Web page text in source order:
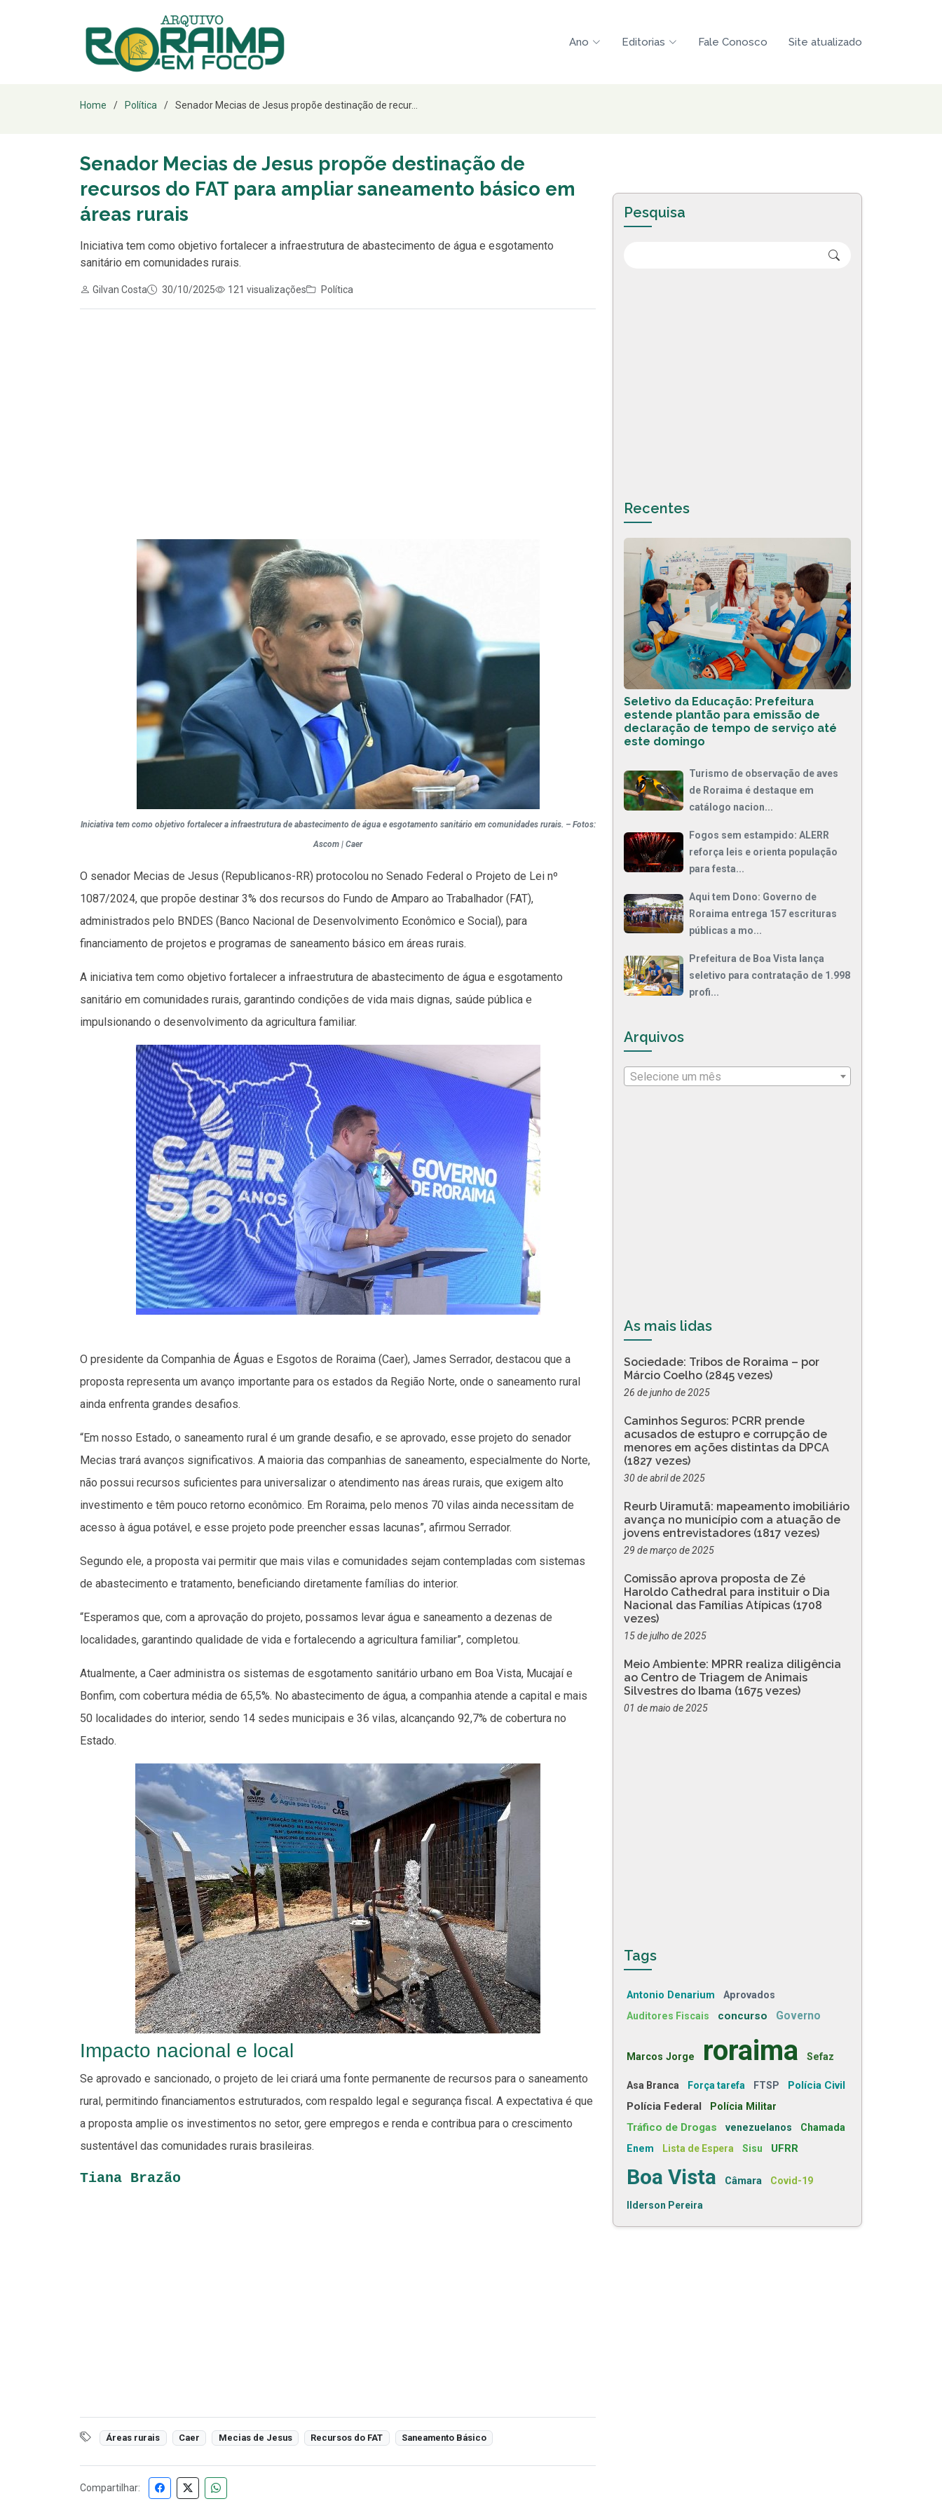
Ano Editorias Fale Conosco Site atualizado
Home Política Senador Mecias de Jesus propõe destinação de recur...
Senador Mecias de Jesus propõe destinação de
recursos do FAT para ampliar saneamento básico em
áreas rurais
Iniciativa tem como objetivo fortalecer a infraestrutura de abastecimento de água e esgotamento
sanitário em comunidades rurais.
Gilvan Costa 30/10/2025 121 visualizações Política
Iniciativa tem como objetivo fortalecer a infraestrutura de abastecimento de água e esgotamento sanitário em comunidades rurais. – Fotos:
Ascom | Caer
O senador Mecias de Jesus (Republicanos-RR) protocolou no Senado Federal o Projeto de Lei nº
1087/2024, que propõe destinar 3% dos recursos do Fundo de Amparo ao Trabalhador (FAT),
administrados pelo BNDES (Banco Nacional de Desenvolvimento Econômico e Social), para
financiamento de projetos e programas de saneamento básico em áreas rurais.
A iniciativa tem como objetivo fortalecer a infraestrutura de abastecimento de água e esgotamento
sanitário em comunidades rurais, garantindo condições de vida mais dignas, saúde pública e
impulsionando o desenvolvimento da agricultura familiar.
O presidente da Companhia de Águas e Esgotos de Roraima (Caer), James Serrador, destacou que a
proposta representa um avanço importante para os estados da Região Norte, onde o saneamento rural
ainda enfrenta grandes desafios.
“Em nosso Estado, o saneamento rural é um grande desafio, e se aprovado, esse projeto do senador
Mecias trará avanços significativos. A maioria das companhias de saneamento, especialmente do Norte,
não possui recursos suficientes para universalizar o atendimento nas áreas rurais, que exigem alto
investimento e têm pouco retorno econômico. Em Roraima, pelo menos 70 vilas ainda necessitam de
acesso à água potável, e esse projeto pode preencher essas lacunas”, afirmou Serrador.
Segundo ele, a proposta vai permitir que mais vilas e comunidades sejam contempladas com sistemas
de abastecimento e tratamento, beneficiando diretamente famílias do interior.
“Esperamos que, com a aprovação do projeto, possamos levar água e saneamento a dezenas de
localidades, garantindo qualidade de vida e fortalecendo a agricultura familiar”, completou.
Atualmente, a Caer administra os sistemas de esgotamento sanitário urbano em Boa Vista, Mucajaí e
Bonfim, com cobertura média de 65,5%. No abastecimento de água, a companhia atende a capital e mais
50 localidades do interior, sendo 14 sedes municipais e 36 vilas, alcançando 92,7% de cobertura no
Estado.
Impacto nacional e local
Se aprovado e sancionado, o projeto de lei criará uma fonte permanente de recursos para o saneamento
rural, permitindo financiamentos estruturados, com respaldo legal e segurança fiscal. A expectativa é que
a proposta amplie os investimentos no setor, gere empregos e renda e contribua para o crescimento
sustentável das comunidades rurais brasileiras.
Tiana Brazão
Áreas rurais Caer Mecias de Jesus Recursos do FAT Saneamento Básico
Compartilhar:
Pesquisa
Recentes
Seletivo da Educação: Prefeitura
estende plantão para emissão de
declaração de tempo de serviço até
este domingo
Turismo de observação de aves
de Roraima é destaque em
catálogo nacion...
Fogos sem estampido: ALERR
reforça leis e orienta população
para festa...
Aqui tem Dono: Governo de
Roraima entrega 157 escrituras
públicas a mo...
Prefeitura de Boa Vista lança
seletivo para contratação de 1.998
profi...
Arquivos
Selecione um mês
As mais lidas
Sociedade: Tribos de Roraima – por
Márcio Coelho (2845 vezes)
26 de junho de 2025
Caminhos Seguros: PCRR prende
acusados de estupro e corrupção de
menores em ações distintas da DPCA
(1827 vezes)
30 de abril de 2025
Reurb Uiramutã: mapeamento imobiliário
avança no município com a atuação de
jovens entrevistadores (1817 vezes)
29 de março de 2025
Comissão aprova proposta de Zé
Haroldo Cathedral para instituir o Dia
Nacional das Famílias Atípicas (1708
vezes)
15 de julho de 2025
Meio Ambiente: MPRR realiza diligência
ao Centro de Triagem de Animais
Silvestres do Ibama (1675 vezes)
01 de maio de 2025
Tags
Antonio Denarium Aprovados
Auditores Fiscais concurso Governo
Marcos Jorge roraima Sefaz
Asa Branca Força tarefa FTSP
Polícia Civil
Polícia Federal
Polícia Militar
Tráfico de Drogas venezuelanos
Chamada
Enem
Lista de Espera Sisu UFRR
Boa Vista Câmara Covid-19
Ilderson Pereira